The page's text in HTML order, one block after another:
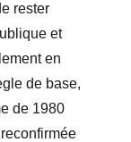
rester
et
en
de base,
de 1980